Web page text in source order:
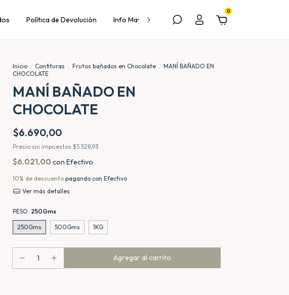
Política de Devolución Info Mayorista Contacto
0
Inicio . Confituras . Frutos bañados en Chocolate . MANÍ BAÑADO EN
CHOCOLATE
MANÍ BAÑADO EN
CHOCOLATE
$6.690,00
Precio sin impuestos $5.528,93
$6.021,00 con Efectivo
10% de descuento pagando con Efectivo
Ver más detalles
PESO: 250Gms
250Gms 500Gms 1KG